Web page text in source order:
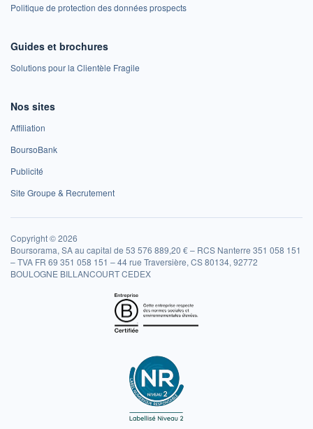
Politique de protection des données prospects
Guides et brochures
Solutions pour la Clientèle Fragile
Nos sites
Affiliation
BoursoBank
Publicité
Site Groupe & Recrutement
Copyright © 2026
Boursorama, SA au capital de 53 576 889,20 € – RCS Nanterre 351 058 151
– TVA FR 69 351 058 151 – 44 rue Traversière, CS 80134, 92772
BOULOGNE BILLANCOURT CEDEX